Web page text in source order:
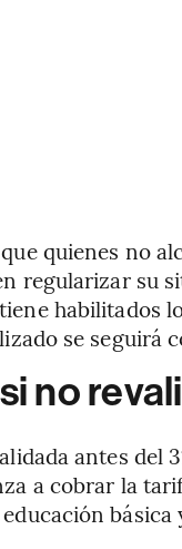
quienes no
regularizar su
habilitados
se seguirá
no
antes del
a cobrar la